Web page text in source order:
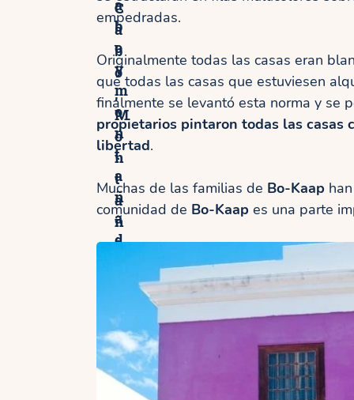
a
b
o
y
m
o
n
t
a
ñ
a
d
M
e
a
C
a
b
o
,
M
o
n
t
a
ñ
a
a
M
e
empedradas.
Originalmente todas las casas eran
que todas las casas que estuviesen
finalmente se levantó esta norma y se
propietarios pintaron todas las casas
libertad.
Muchas de las familias de Bo-Kaap
comunidad de Bo-Kaap es una parte